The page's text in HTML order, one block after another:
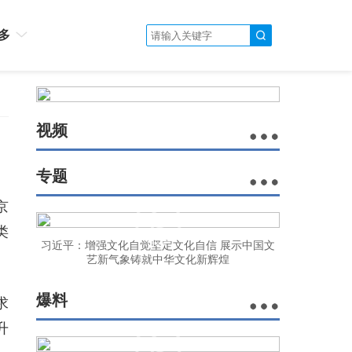
视频
专题
习近平：增强文化自觉坚定文化自信 展示中国文
艺新气象铸就中华文化新辉煌
爆料